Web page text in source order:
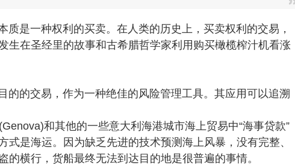
质是一种权利的买卖。在人类的历史上，买卖权利的交易，
生在圣经里的故事和古希腊哲学家利用购买橄榄榨汁机看涨
的的交易，作为一种绝佳的风险管理工具。其应用可以追溯
和其他的一些意大利海港城市海上贸易中“海事贷款”
式是海运。因为缺乏先进的技术预测海上风暴，没有完整、
横行，货船最终无法到达目的地是很普遍的事情。